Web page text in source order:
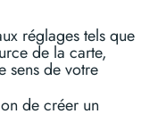
réglages tels que
de la carte,
sens de votre
de créer un